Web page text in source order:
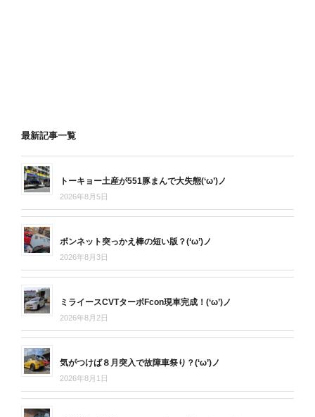
最新記事一覧
トーキョー土産が551豚まんで大失態(‘ω’)ノ
2026年8月5日
ボンネット突っかえ棒の短い版？(‘ω’)ノ
2026年8月3日
ミライースCVTターボFcon現車完成！(‘ω’)ノ
2026年8月2日
気がつけば８月突入で故障車祭り？(‘ω’)ノ
2026年8月1日